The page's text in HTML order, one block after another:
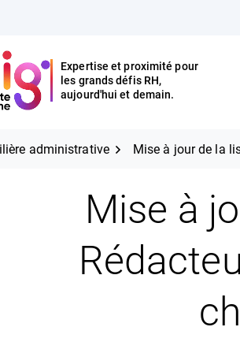
CIG Petite Couronne
Expertise et proximité pour
les grands défis RH,
aujourd'hui et demain.
et proximité pour
défis RH,
et demain.
administrative Mise à jour de la
Mise à